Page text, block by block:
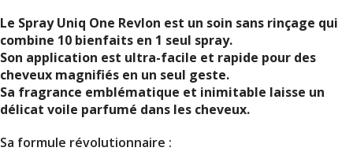
Le Spray Uniq One Revlon est un soin sans rinçage qui
combine 10 bienfaits en 1 seul spray.
Son application est ultra-facile et rapide pour des
cheveux magnifiés en un seul geste.
Sa fragrance emblématique et inimitable laisse un
délicat voile parfumé dans les cheveux.
Sa formule révolutionnaire :